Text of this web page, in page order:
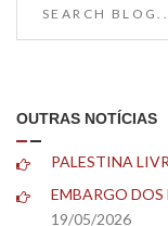
OUTRAS NOTÍCIAS
PALESTINA
EMBARGO
19/05/2026